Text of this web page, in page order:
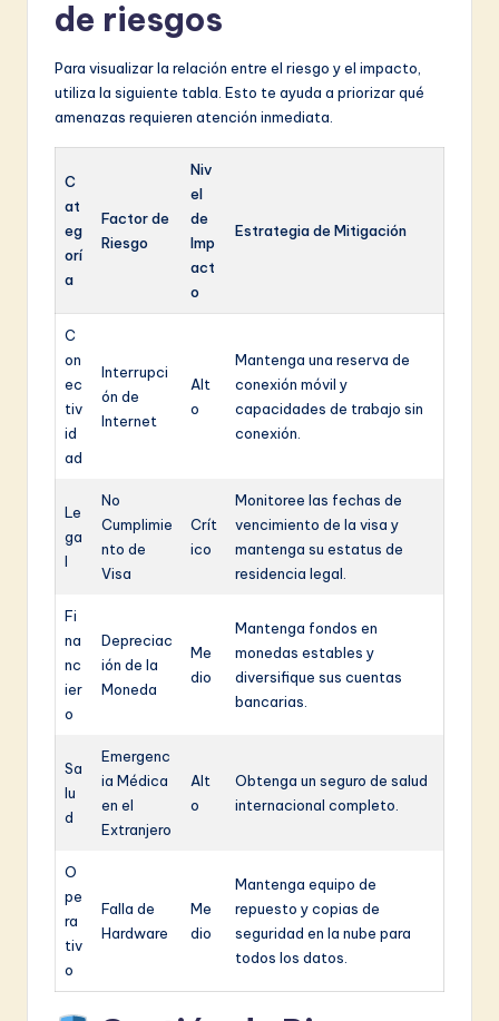
de riesgos
Para visualizar la relación entre el riesgo y el impacto,
utiliza la siguiente tabla. Esto te ayuda a priorizar qué
amenazas requieren atención inmediata.
C
at
eg
orí
a
Factor de
Riesgo
Niv
el
de
Imp
act
o
Estrategia de Mitigación
C
on
ec
tiv
id
ad
Interrupci
ón de
Internet
Alt
o
Mantenga una reserva de
conexión móvil y
capacidades de trabajo sin
conexión.
Le
ga
l
No
Cumplimie
nto de
Visa
Crít
ico
Monitoree las fechas de
vencimiento de la visa y
mantenga su estatus de
residencia legal.
Fi
na
nc
ier
o
Depreciac
ión de la
Moneda
Me
dio
Mantenga fondos en
monedas estables y
diversifique sus cuentas
bancarias.
Sa
lu
d
Emergenc
ia Médica
en el
Extranjero
Alt
o
Obtenga un seguro de salud
internacional completo.
O
pe
ra
tiv
o
Falla de
Hardware
Me
dio
Mantenga equipo de
repuesto y copias de
seguridad en la nube para
todos los datos.